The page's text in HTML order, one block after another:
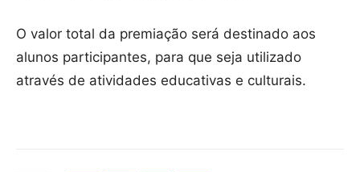
O valor total da premiação será destinado aos
alunos participantes, para que seja utilizado
através de atividades educativas e culturais.